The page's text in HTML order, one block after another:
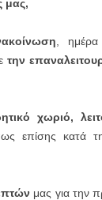
μας,
, ημέρα
την
χωριό,
επίσης κατά
μας για την